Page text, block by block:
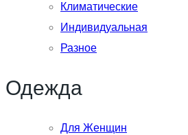
Климатические
Индивидуальная
Разное
Одежда
Для Женщин